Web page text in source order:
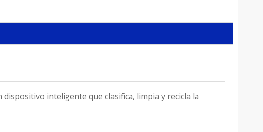
inteligente que clasifica, limpia y recicla la